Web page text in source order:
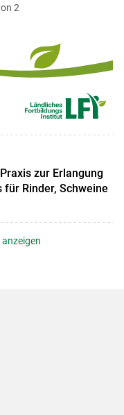
zum
2
zur Erlangung
Rinder, Schweine